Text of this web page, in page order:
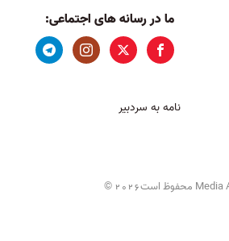
ما در رسانه های اجتماعی:
نامه به سردبیر
2026
©